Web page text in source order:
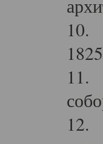
10.
11.
12.